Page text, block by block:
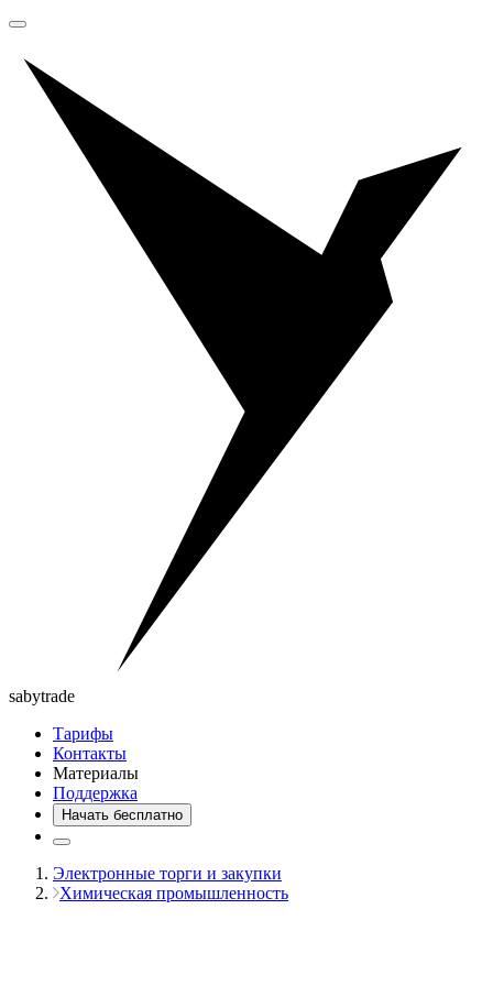
sabytrade
Тарифы
Контакты
Материалы
Поддержка
Начать бесплатно
Электронные торги и закупки
Химическая промышленность